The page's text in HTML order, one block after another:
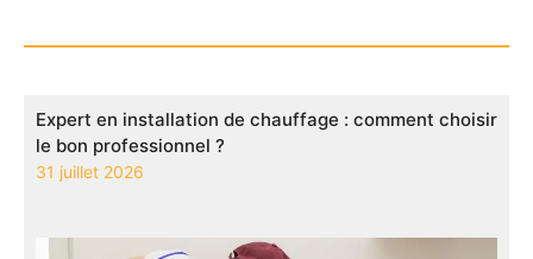
Expert en installation de chauffage : comment choisir
le bon professionnel ?
31 juillet 2026